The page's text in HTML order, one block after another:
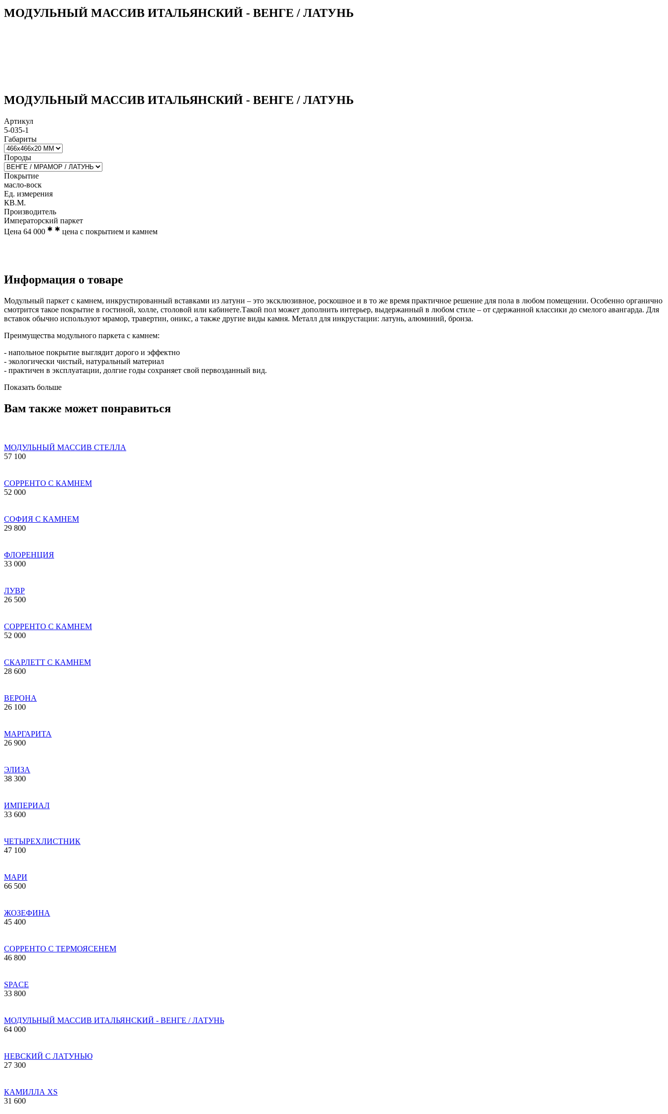
МОДУЛЬНЫЙ МАССИВ ИТАЛЬЯНСКИЙ - ВЕНГЕ / ЛАТУНЬ
МОДУЛЬНЫЙ МАССИВ ИТАЛЬЯНСКИЙ - ВЕНГЕ / ЛАТУНЬ
Артикул
5-035-1
Габариты
Породы
Покрытие
масло-воск
Ед. измерения
КВ.М.
Производитель
Императорский паркет
Цена 64 000 ✱ ✱ цена с покрытием и камнем
Информация о товаре
Модульный паркет с камнем, инкрустированный вставками из латуни – это эксклюзивное, роскошное и в то же время практичное решение для пола в любом помещении. Особенно органично
смотрится такое покрытие в гостиной, холле, столовой или кабинете.Такой пол может дополнить интерьер, выдержанный в любом стиле – от сдержанной классики до смелого авангарда. Для
вставок обычно используют мрамор, травертин, оникс, а также другие виды камня. Металл для инкрустации: латунь, алюминий, бронза.
Преимущества модульного паркета с камнем:
- напольное покрытие выглядит дорого и эффектно
- экологически чистый, натуральный материал
- практичен в эксплуатации, долгие годы сохраняет свой первозданный вид.
Показать больше
Вам также может понравиться
МОДУЛЬНЫЙ МАССИВ СТЕЛЛА
57 100
СОРРЕНТО С КАМНЕМ
52 000
СОФИЯ С КАМНЕМ
29 800
ФЛОРЕНЦИЯ
33 000
ЛУВР
26 500
COPPEHTO С КАМНЕМ
52 000
СКАРЛЕТТ С КАМНЕМ
28 600
ВЕРОНА
26 100
МАРГАРИТА
26 900
ЭЛИЗА
38 300
ИМПЕРИАЛ
33 600
ЧЕТЫРЕХЛИСТНИК
47 100
МАРИ
66 500
ЖОЗЕФИНА
45 400
СОРРЕНТО С ТЕРМОЯСЕНЕМ
46 800
SPACE
33 800
МОДУЛЬНЫЙ МАССИВ ИТАЛЬЯНСКИЙ - ВЕНГЕ / ЛАТУНЬ
64 000
НЕВСКИЙ С ЛАТУНЬЮ
27 300
КАМИЛЛА XS
31 600